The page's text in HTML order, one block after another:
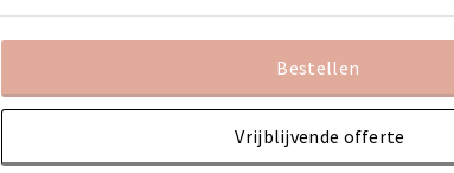
Bestellen
Vrijblijvende offerte